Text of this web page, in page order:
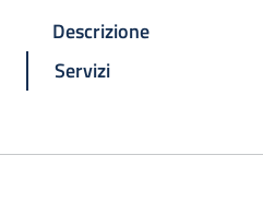
Descrizione
Servizi